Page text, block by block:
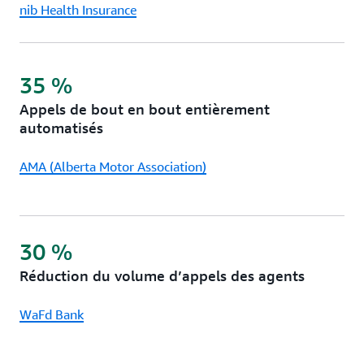
nib Health Insurance
Appels de bout en bout entièrement
automatisés
35 %
AMA (Alberta Motor Association)
Réduction du volume d’appels des agents
30 %
WaFd Bank